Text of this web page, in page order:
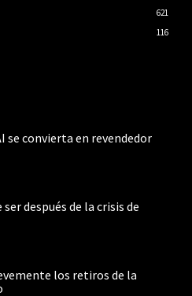
621
116
se convierta en revendedor
después de la crisis de
los retiros de la